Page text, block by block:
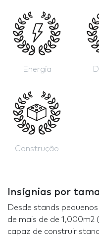
Energía
Construção
Insígnias por
Desde stands
de mais de de 1,000m2
capaz de construir